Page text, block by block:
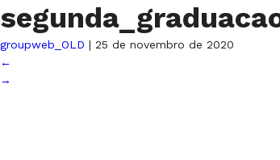
groupweb_OLD | 25 de novembro de 2020
←
→